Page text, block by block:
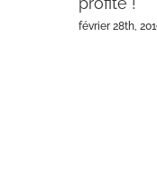
février 28th,